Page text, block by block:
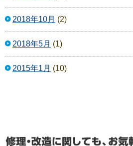
2018年10月 (2)
2018年5月 (1)
2015年1月 (10)